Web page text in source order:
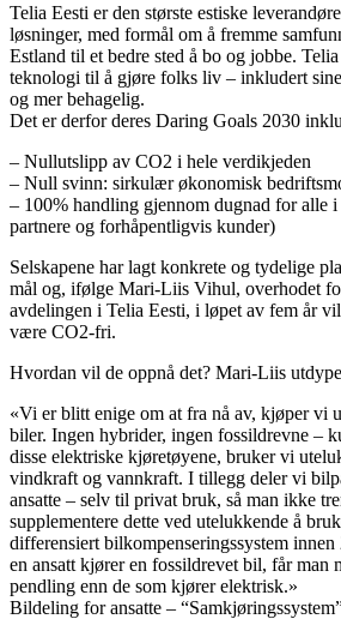
Telia Eesti er den største estiske
løsninger, med formål om å fremme
Estland til et bedre sted å bo og jobbe.
teknologi til å gjøre folks liv – inkludert
og mer behagelig.
Det er derfor deres Daring Goals 2030
– Nullutslipp av CO2 i hele verdikjeden
– Null svinn: sirkulær økonomisk
– 100% handling gjennom dugnad for alle i
partnere og forhåpentligvis kunder)
Selskapene har lagt konkrete og tydelige
mål og, ifølge Mari-Liis Vihul, overhodet
avdelingen i Telia Eesti, i løpet av fem år
være CO2-fri.
Hvordan vil de oppnå det? Mari-Liis
«Vi er blitt enige om at fra nå av, kjøper vi
biler. Ingen hybrider, ingen fossildrevne –
disse elektriske kjøretøyene, bruker vi
vindkraft og vannkraft. I tillegg deler vi
ansatte – selv til privat bruk, så man ikke
supplementere dette ved utelukkende å
differensiert bilkompenseringssystem
en ansatt kjører en fossildrevet bil, får man
pendling enn de som kjører elektrisk.»
Bildeling for ansatte –